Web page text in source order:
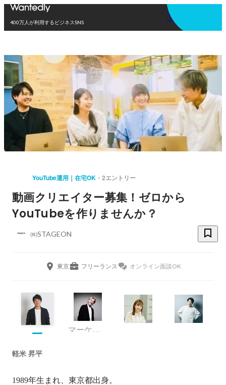
400万人が利用するビジネスSNS
アプリを使う
YouTube運用｜在宅OK 2エントリー
動画クリエイター募集！ゼロから
YouTubeを作りませんか？
㈱STAGEON
東京 フリーランス オンライン面談OK
マーケティング
軽米 昇平
1989年生まれ、東京都出身。